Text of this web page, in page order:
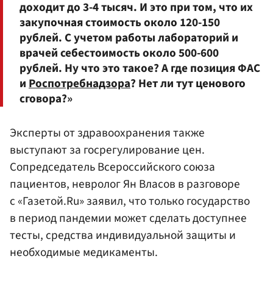
доходит до 3-4 тысяч. И это при том, что их
закупочная стоимость около 120-150
рублей. С учетом работы лабораторий и
врачей себестоимость около 500-600
рублей. Ну что это такое? А где позиция ФАС
иРоспотребнадзора? Нет ли тут ценового
сговора?»
Эксперты от здравоохранения также
выступают за госрегулирование цен.
Сопредседатель Всероссийского союза
пациентов, невролог Ян Власов в разговоре
с «Газетой.Ru» заявил, что только государство
в период пандемии может сделать доступнее
тесты, средства индивидуальной защиты и
необходимые медикаменты.